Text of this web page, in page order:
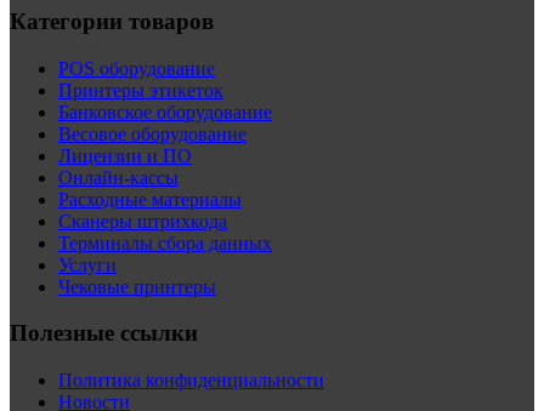
Категории товаров
POS оборудование
Принтеры этикеток
Банковское оборудование
Весовое оборудование
Лицензии и ПО
Онлайн-кассы
Расходные материалы
Сканеры штрихкода
Терминалы сбора данных
Услуги
Чековые принтеры
Полезные ссылки
Политика конфиденциальности
Новости